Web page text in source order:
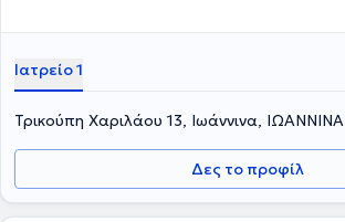
Ιατρείο 1
Τρικούπη Χαριλάου 13, Ιωάννινα, ΙΩΑΝΝΙΝΑ
Δες το προφίλ